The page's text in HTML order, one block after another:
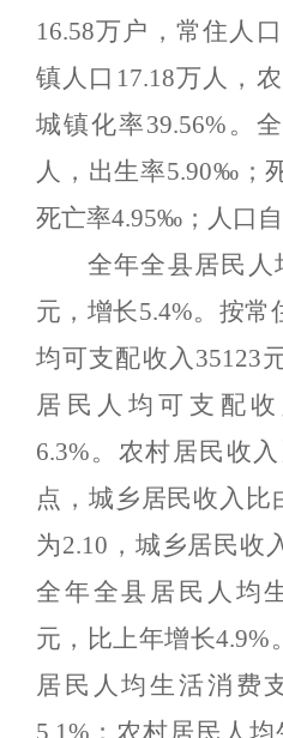
16.58万户，常住人口
镇人口 17.18万人，
城镇化率39.56% 。
人，出生率5.90‰ ；
死亡率4.95‰ ；人口
全年全县居民人
元，增长5.4%。按常
均可支配收入 35123
居民人均可支配收
6.3%。 农村居民收
点，城乡居民收入比
为2.10 ，城乡居民收
全年全县居民人均
元，比上年增长4.9%。
居民人均生活消费
5.1% ；农村居民人